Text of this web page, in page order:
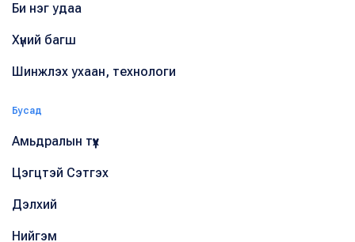
Би нэг удаа
Хүний багш
Шинжлэх ухаан, технологи
Бусад
Амьдралын түүх
Цэгцтэй Сэтгэх
Дэлхий
Нийгэм